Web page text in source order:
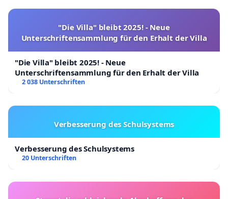
"Die Villa" bleibt 2025! - Neue
Unterschriftensammlung für den Erhalt der Villa
"Die Villa" bleibt 2025! - Neue
Unterschriftensammlung für den Erhalt der Villa
2 038 Unterschriften
Verbesserung des Schulsystems
Verbesserung des Schulsystems
20 Unterschriften